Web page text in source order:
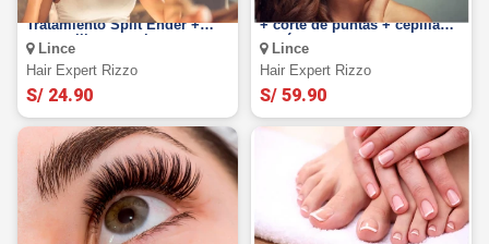
¡Adiós horquillas!
Tratamiento Split Ender +
mascarilla + trat. bruma y
más.
Lince
Hair Expert Rizzo
S/ 24.90
Tinte completo + iluminación
+ corte de puntas + cepillado
y más.
Lince
Hair Expert Rizzo
S/ 59.90